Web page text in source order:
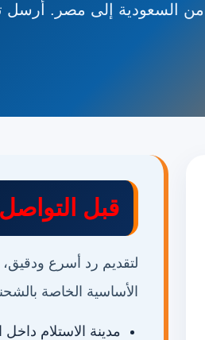
السعودية إلى مصر. أرسل
قبل
لتقديم رد أسرع ودقيق،
الأساسية الخاصة
مدينة الاستلام داخل